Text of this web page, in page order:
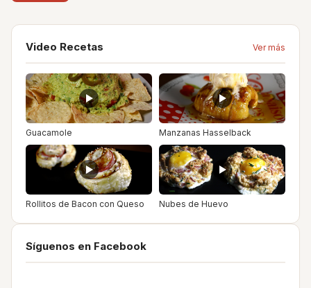
Video Recetas Ver más
Guacamole Manzanas Hasselback
Rollitos de Bacon con Queso Nubes de Huevo
Síguenos en Facebook